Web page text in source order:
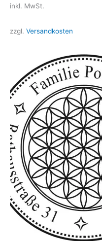
inkl. MwSt.
zzgl. Versandkosten